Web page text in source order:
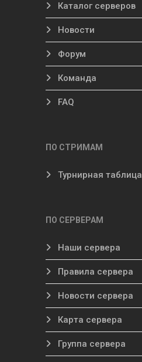
Каталог серверов
Новости
Форум
Команда
FAQ
ПО СТРИМАМ
Турнирная таблица
ПО СЕРВЕРАМ
Наши сервера
Правила сервера
Новости сервера
Карта сервера
Группа сервера